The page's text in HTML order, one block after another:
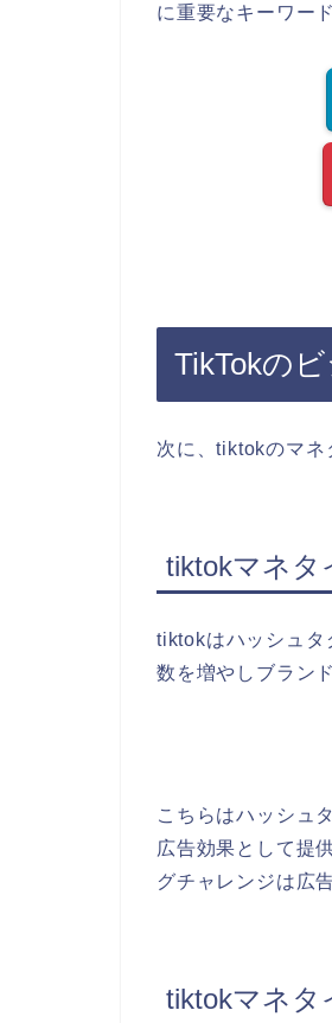
に重要なキーワー
TikTokの
次に、tiktokのマネ
tiktokマネタ
tiktokはハッシュタ
数を増やしブラン
こちらはハッシュ
広告効果として提
グチャレンジは広
tiktokマネタ